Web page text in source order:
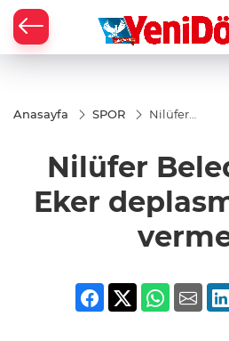
Anasayfa SPOR
Nilüfer
deplasmanda
set vermedi
Nilüfer
Eker